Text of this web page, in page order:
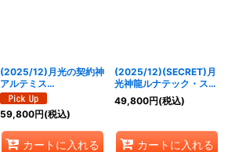
(2025/12)月光の契約神
アルテミス
(SECONDPLACE/バト
スピチャンピオンシップ
3on3)【契約X】{BS72-
CX03}《白》
59,800円(税込)
カートに入れる
(2025/12)(SECRET)月
光神龍ルナテック・スト
ライクヴルムXV【XV-
SEC】{BSC50-XV05}
49,800円(税込)
カートに入れる